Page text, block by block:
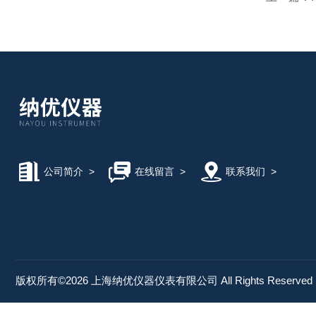
公司简介 > 在线留言> 联系我们 >
版权所有©2026 上海纳优仪器仪表有限公司 All Rights Reserved